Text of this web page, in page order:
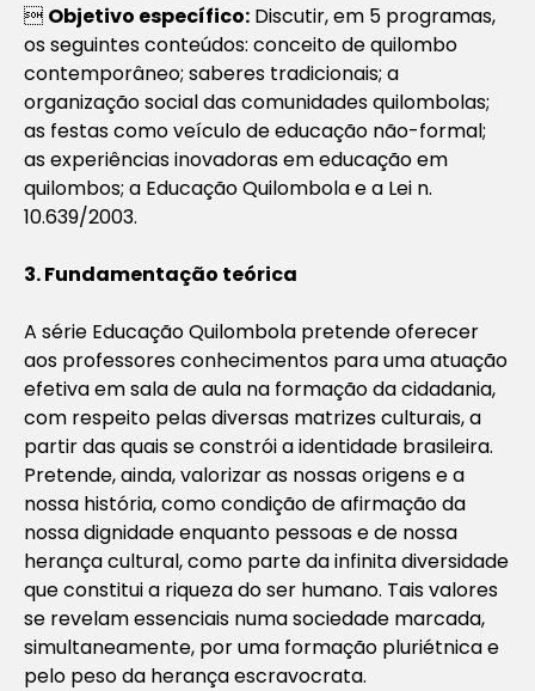
 Objetivo específico: Discutir, em 5 programas,
os seguintes conteúdos: conceito de quilombo
contemporâneo; saberes tradicionais; a
organização social das comunidades quilombolas;
as festas como veículo de educação não-formal;
as experiências inovadoras em educação em
quilombos; a Educação Quilombola e a Lei n.
10.639/2003.
3. Fundamentação teórica
A série Educação Quilombola pretende oferecer
aos professores conhecimentos para uma atuação
efetiva em sala de aula na formação da cidadania,
com respeito pelas diversas matrizes culturais, a
partir das quais se constrói a identidade brasileira.
Pretende, ainda, valorizar as nossas origens e a
nossa história, como condição de afirmação da
nossa dignidade enquanto pessoas e de nossa
herança cultural, como parte da infinita diversidade
que constitui a riqueza do ser humano. Tais valores
se revelam essenciais numa sociedade marcada,
simultaneamente, por uma formação pluriétnica e
pelo peso da herança escravocrata.